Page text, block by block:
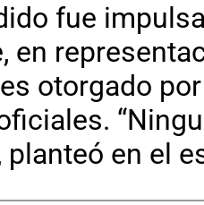
fue
en
otorgado
planteó en el